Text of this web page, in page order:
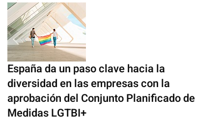
España da un paso clave hacia la
diversidad en las empresas con la
aprobación del Conjunto Planificado de
Medidas LGTBI+